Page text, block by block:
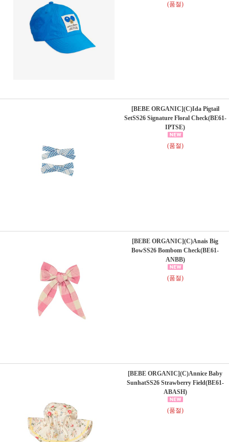
(품절)
[BEBE ORGANIC](C)Ida Pigtail
SetSS26 Signature Floral Check(BE61-
IPTSE)
(품절)
[BEBE ORGANIC](C)Anais Big
BowSS26 Bombom Check(BE61-
ANBB)
(품절)
[BEBE ORGANIC](C)Annice Baby
SunhatSS26 Strawberry Field(BE61-
ABASH)
(품절)